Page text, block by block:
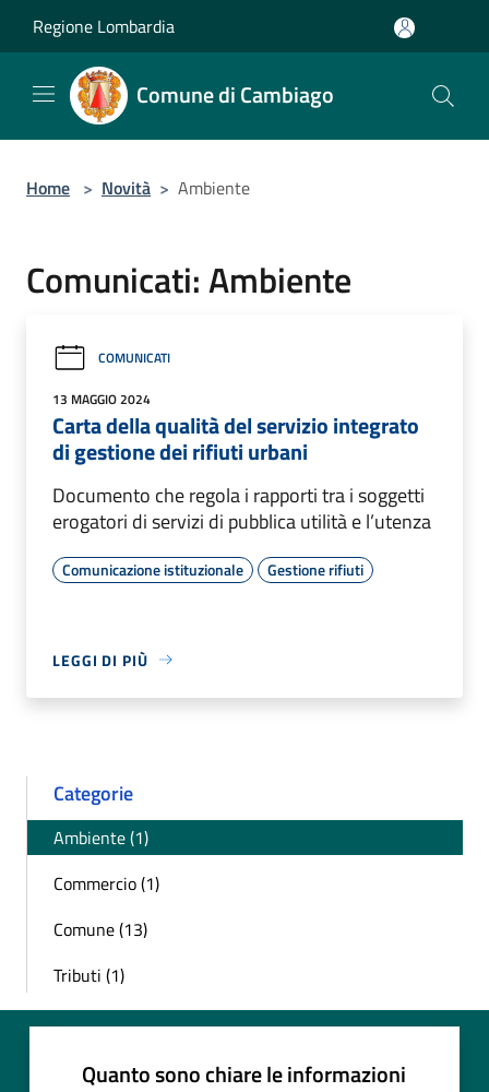
Regione Lombardia
Comune di Cambiago
Home > Novità > Ambiente
Comunicati: Ambiente
COMUNICATI
13 MAGGIO 2024
Carta della qualità del servizio integrato
di gestione dei rifiuti urbani
Documento che regola i rapporti tra i soggetti
erogatori di servizi di pubblica utilità e l’utenza
Comunicazione istituzionale Gestione rifiuti
LEGGI DI PIÙ
Categorie
Ambiente (1)
Commercio (1)
Comune (13)
Tributi (1)
Quanto sono chiare le informazioni